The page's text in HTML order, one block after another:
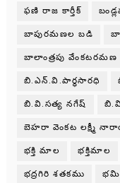
ఫణి రాజ కార్తీక్
బాపురమణల బడి
బాలాంత్రపు వేంకటరమణ
బి.ఎన్.వి.పార్ధసారధి
బి.వి.సత్య నగేష్
బెహరా వెంకట లక్ష్మీ
భక్తి మాల భక్తిమాల
భద్రగిరి శతకము